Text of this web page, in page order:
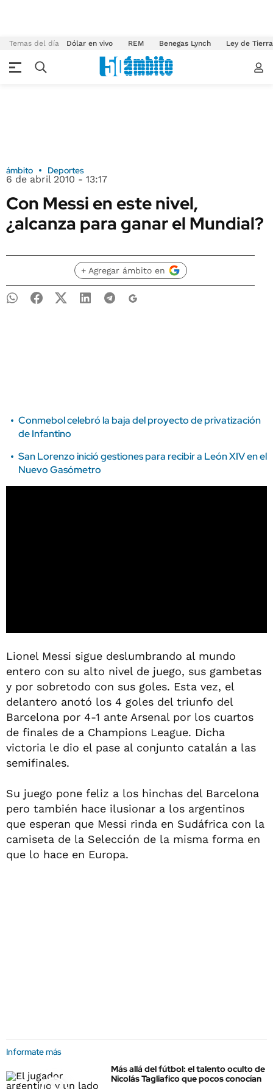
Temas del día Dólar en vivo REM Benegas Lynch Ley de
ámbito Deportes
6 de abril 2010 - 13:17
Con Messi en este nivel,
¿alcanza para ganar el Mundial?
+ Agregar ámbito en
Conmebol celebró la baja del proyecto de privatización
de Infantino
San Lorenzo inició gestiones para recibir a León XIV en el
Nuevo Gasómetro
Lionel Messi sigue deslumbrando al mundo
entero con su alto nivel de juego, sus gambetas
y por sobretodo con sus goles. Esta vez, el
delantero anotó los 4 goles del triunfo del
Barcelona por 4-1 ante Arsenal por los cuartos
de finales de a Champions League. Dicha
victoria le dio el pase al conjunto catalán a las
semifinales.
Su juego pone feliz a los hinchas del Barcelona
pero también hace ilusionar a los argentinos
que esperan que Messi rinda en Sudáfrica con la
camiseta de la Selección de la misma forma en
que lo hace en Europa.
Informate más
Más allá del fútbol: el talento oculto de
Nicolás Tagliafico que pocos conocían